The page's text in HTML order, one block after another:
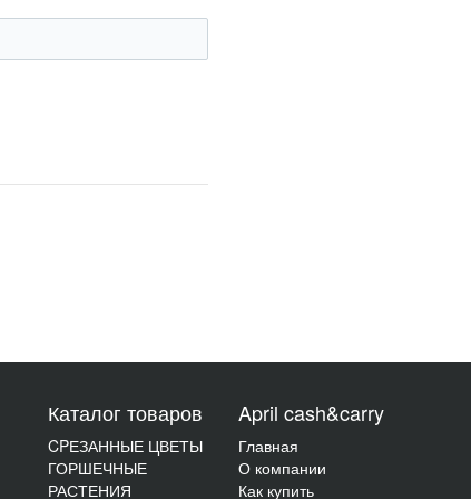
Каталог товаров
CPЕЗАННЫЕ ЦВЕТЫ
ГОРШЕЧНЫЕ
РАСТЕНИЯ
April cash&carry
Главная
О компании
Как купить